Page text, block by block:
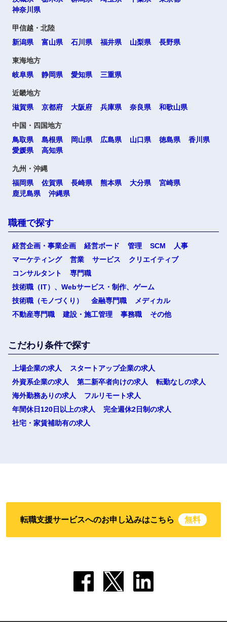
神奈川県
甲信越・北陸
新潟県
富山県 石川県 福井県 山梨県 長野県
東海地方
岐阜県
静岡県 愛知県 三重県
近畿地方
滋賀県
京都府 大阪府 兵庫県 奈良県 和歌山県
中国・四国地方
鳥取県
島根県 岡山県 広島県 山口県 徳島県
香川県
愛媛県
高知県
九州・沖縄
福岡県
佐賀県 長崎県 熊本県 大分県
宮崎県
鹿児島県
沖縄県
職種で探す
経営企画・事業企画 経営ボード 管理 SCM
人事
マーケティング
営業 サービス
クリエイティブ
コンサルタント
専門職
技術職（IT）、Webサービス・制作、ゲーム
技術職（モノづくり）
金融専門職
メディカル
不動産専門職
建設・施工管理 事務職 その他
こだわり条件で探す
上場企業の求人
スタートアップ企業の求人
外資系企業の求人
第二新卒者向けの求人
転勤なしの求人
海外勤務ありの求人
フルリモート求人
年間休日120日以上の求人
完全週休2日制の求人
社宅・家賃補助有の求人
転職支援サービスへのお申し込みはこちら 無料